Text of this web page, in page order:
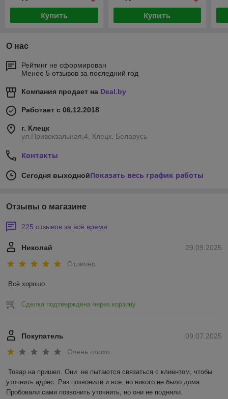
Купить
12,1118, 2170
Купить
О нас
Рейтинг не сформирован
Менее 5 отзывов за последний год
Компания продает на Deal.by
Работает с 06.12.2018
г. Клецк
ул.Привокзальная,4, Клецк, Беларусь
Контакты
Сегодня выходнойПоказать весь график работы
Отзывы о магазине
225 отзывов за всё время
29.09.2025
Николай
Отлично
Всё хорошо
Сделка подтверждена через корзину
09.07.2025
Покупатель
Очень плохо
Товар на пришел. Они  не пытаются связаться с клиентом, чтобы
уточнить адрес. Раз позвонили и все, но никого не было дома.
Пробовали сами позвонить уточнить, но они не подняли.